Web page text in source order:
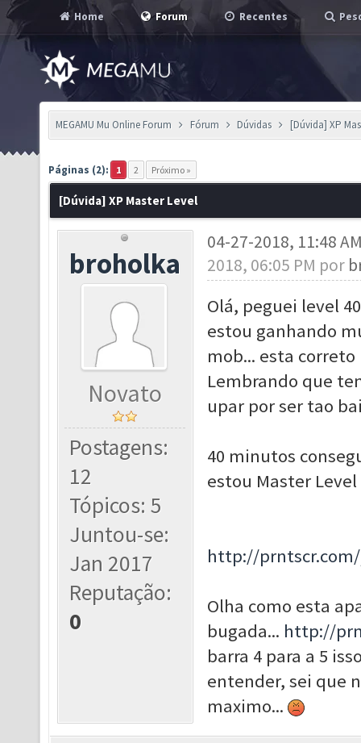
Home Forum Recentes
MEGAMU Mu Online Forum Fórum Dúvidas [Dúvida] XP
Páginas (2): 1 2 Próximo »
[Dúvida] XP Master Level
broholka
Novato
Postagens:
12
Tópicos: 5
Juntou-se:
Jan 2017
Reputação:
0
04-27-2018, 11:48
2018, 06:05 PM por
Olá, peguei level
estou ganhando
mob... esta correto
Lembrando que
upar por ser tao
40 minutos
estou Master Level
http://
Olha como esta
bugada... http://
barra 4 para a 5
entender, sei que
maximo...